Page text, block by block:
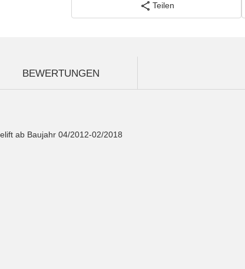
Teilen
BEWERTUNGEN
ab Baujahr 04/2012-02/2018